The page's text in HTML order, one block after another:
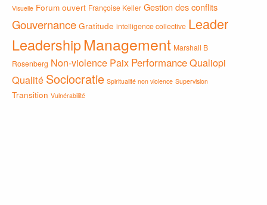
Visuelle Forum ouvert Françoise Keller Gestion des conflits
Gouvernance Gratitude intelligence collective Leader
LeadershipManagement Marshall B
Rosenberg Non-violence Paix PerformanceQualiopi
Qualité Sociocratie Spiritualité non violence Supervision
Transition Vulnérabilité